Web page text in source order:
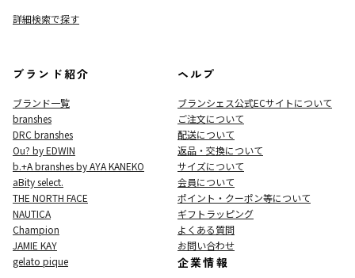
詳細検索で探す
ブランド紹介
ブランド一覧
branshes
DRC branshes
Ou? by EDWIN
b.+A branshes by AYA KANEKO
aBity select.
THE NORTH FACE
NAUTICA
Champion
JAMIE KAY
gelato pique
ヘルプ
ブランシェス公式ECサイトについて
ご注文について
配送について
返品・交換について
サイズについて
会員について
ポイント・クーポン等について
ギフトラッピング
よくある質問
お問い合わせ
企業情報